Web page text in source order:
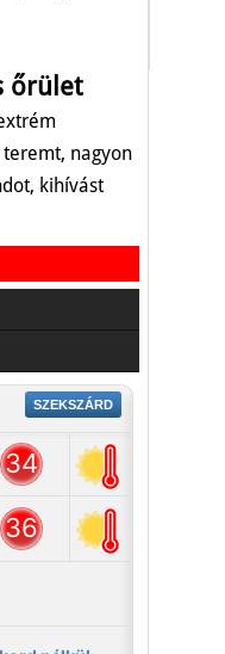
őrület
nagyon
kihívást